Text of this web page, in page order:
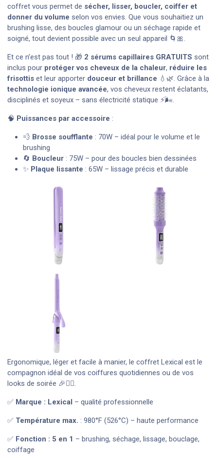
coffret vous permet de sécher, lisser, boucler, coiffer et
donner du volume selon vos envies. Que vous souhaitiez un
brushing lisse, des boucles glamour ou un séchage rapide et
soigné, tout devient possible avec un seul appareil 🌀🎀.
Et ce n’est pas tout ! 🎁 2 sérums capillaires GRATUITS sont
inclus pour protéger vos cheveux de la chaleur, réduire les
frisottis et leur apporter douceur et brillance 💧🌿. Grâce à la
technologie ionique avancée, vos cheveux restent éclatants,
disciplinés et soyeux – sans électricité statique ⚡🌬️.
🧠 Puissances par accessoire :
💨 Brosse soufflante : 70W – idéal pour le volume et le
brushing
🔄 Boucleur : 75W – pour des boucles bien dessinées
✨ Plaque lissante : 65W – lissage précis et durable
Ergonomique, léger et facile à manier, le coffret Lexical est le
compagnon idéal de vos coiffures quotidiennes ou de vos
looks de soirée 🎉💇‍♀️.
✅ Marque : Lexical – qualité professionnelle
✅ Température max. : 980°F (526°C) – haute performance
✅ Fonction : 5 en 1 – brushing, séchage, lissage, bouclage,
coiffage